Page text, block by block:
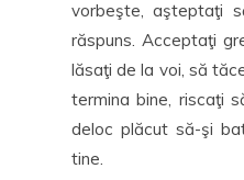
vorbeşte, aşteptaţi
răspuns. Acceptaţi
lăsaţi de la voi, să
termina bine, riscaţi
deloc plăcut să-şi
tine.